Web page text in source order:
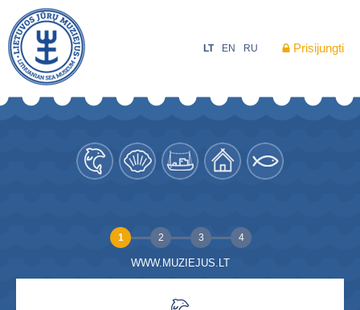
Prisijungti
RU
EN
LT
1 2 3 4
WWW.MUZIEJUS.LT